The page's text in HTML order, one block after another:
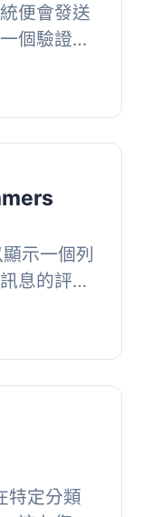
便會發送
個驗證評
立即批
示一個列
息的評論
個黑名
特定分類